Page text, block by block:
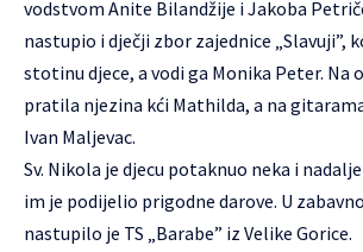
vodstvom Anite Bilandžije i Jakoba
nastupio i dječji zbor zajednice „Slavuji”,
stotinu djece, a vodi ga Monika Peter. Na
pratila njezina kći Mathilda, a na
Ivan Maljevac.
Sv. Nikola je djecu potaknuo neka i
im je podijelio prigodne darove. U
nastupilo je TS „Barabe” iz Velike Gorice.